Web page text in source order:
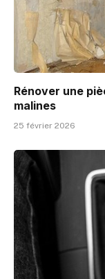
Rénover une
malines
25 février 2026